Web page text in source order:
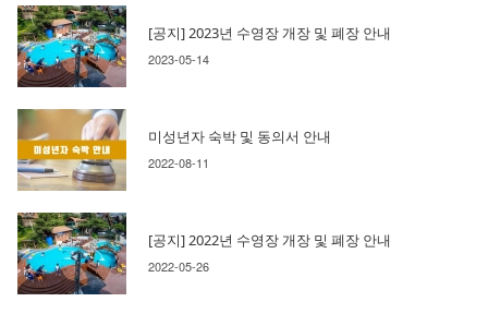
[공지] 2023년 수영장 개장 및 폐장 안내
2023-05-14
미성년자 숙박 및 동의서 안내
2022-08-11
[공지] 2022년 수영장 개장 및 폐장 안내
2022-05-26